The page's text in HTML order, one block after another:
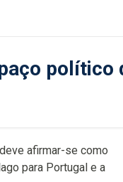
político
afirmar-se como
para Portugal e a